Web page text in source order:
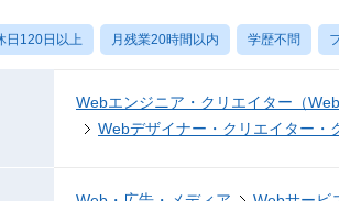
日120日以上 月残業20時間以内 学歴不問
Webエンジニア・クリエイター（
Webデザイナー・クリエイター・